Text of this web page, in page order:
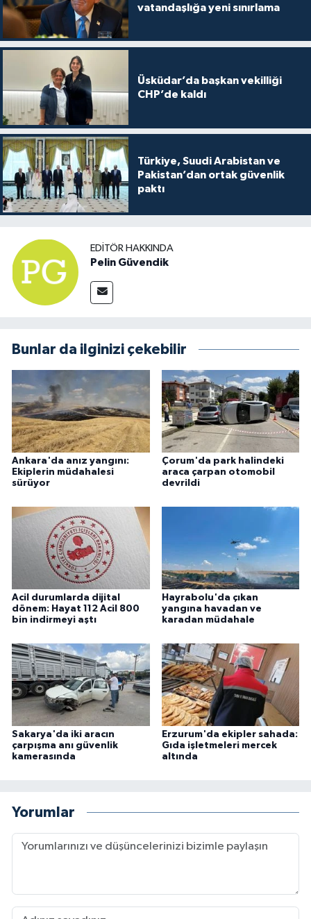
vatandaşlığa yeni sınırlama
Üsküdar’da başkan vekilliği
CHP’de kaldı
Türkiye, Suudi Arabistan ve
Pakistan’dan ortak güvenlik
paktı
EDITÖR HAKKINDA
Pelin Güvendik
Bunlar da ilginizi çekebilir
Ankara'da anız yangını:
Ekiplerin müdahalesi
sürüyor
Çorum'da park halindeki
araca çarpan otomobil
devrildi
Acil durumlarda dijital
dönem: Hayat 112 Acil 800
bin indirmeyi aştı
Hayrabolu'da çıkan
yangına havadan ve
karadan müdahale
Sakarya'da iki aracın
çarpışma anı güvenlik
kamerasında
Erzurum'da ekipler sahada:
Gıda işletmeleri mercek
altında
Yorumlar